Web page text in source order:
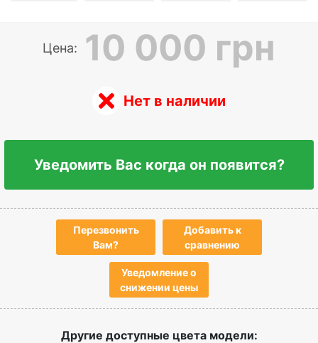
Цена: 10 000 грн
Нет в наличии
Уведомить Вас когда он появится?
Перезвонить
Вам?
Добавить к
сравнению
Уведомление о
снижении цены
Другие доступные цвета модели: